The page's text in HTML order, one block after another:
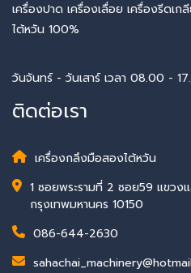
เครื่องปาด เครื่องเลื่อย เครื่องรีดเก
ไต้หวัน 100%
วันจันทร์ - วันเสาร์ เวลา 08.00 -
ติดต่อเรา
เครื่องกลึงมือสองไต้หวัน
1 ซอยพระรามที่ 2 ซอย59 แขวง
กรุงเทพมหานคร 10150
086-644-2630